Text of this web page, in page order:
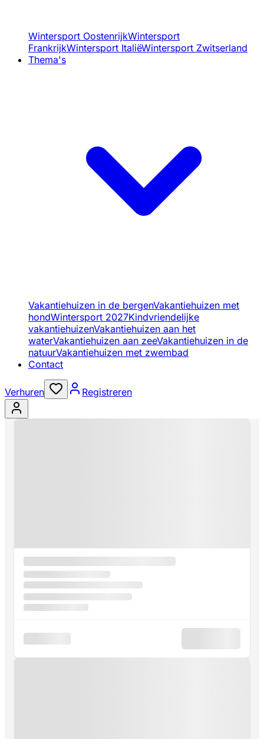
Wintersport OostenrijkWintersport
FrankrijkWintersport ItaliëWintersport Zwitserland
Thema's
Vakantiehuizen in de bergenVakantiehuizen met
hondWintersport 2027Kindvriendelijke
vakantiehuizenVakantiehuizen aan het
waterVakantiehuizen aan zeeVakantiehuizen in de
natuurVakantiehuizen met zwembad
Contact
Verhuren Registreren